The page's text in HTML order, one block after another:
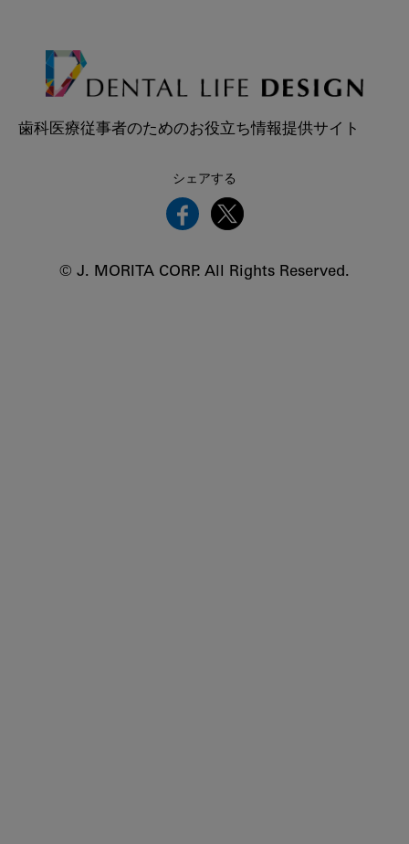
歯科医療従事者のためのお役立ち情報提供サイト
シェアする
© J. MORITA CORP. All Rights Reserved.